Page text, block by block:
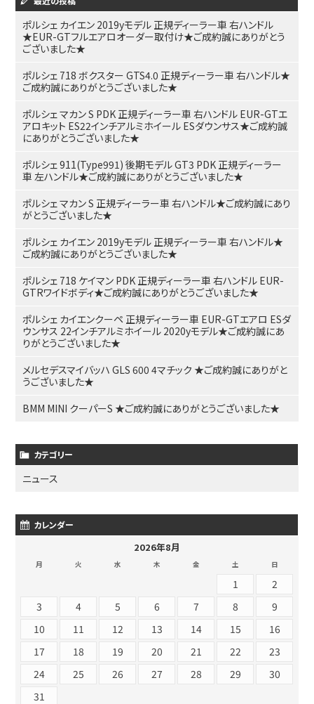
ポルシェ カイエン 2019yモデル 正規ディーラー車 右ハンドル
★EUR-GTフルエアロオーダー取付け★ご成約誠にありがとう
ございました★
ポルシェ 718 ボクスター GTS4.0 正規ディーラー車 右ハンドル★
ご成約誠にありがとうございました★
ポルシェ マカン S PDK 正規ディーラー車 右ハンドル EUR-GTエ
アロキット ES22インチアルミホイール ESダウンサス★ご成約誠
にありがとうございました★
ポルシェ 911(Type991) 後期モデル GT3 PDK 正規ディーラー
車 左ハンドル★ご成約誠にありがとうございました★
ポルシェ マカン S 正規ディーラー車 右ハンドル★ご成約誠にあり
がとうございました★
ポルシェ カイエン 2019yモデル 正規ディーラー車 右ハンドル★
ご成約誠にありがとうございました★
ポルシェ 718 ケイマン PDK 正規ディーラー車 右ハンドル EUR-
GTRワイドボディ★ご成約誠にありがとうございました★
ポルシェ カイエンクーペ 正規ディーラー車 EUR-GTエアロ ESダ
ウンサス 22インチアルミホイール 2020yモデル★ご成約誠にあ
りがとうございました★
メルセデスマイバッハ GLS 600 4マチック ★ご成約誠にありがと
うございました★
BMM MINI クーパーS ★ご成約誠にありがとうございました★
カテゴリー
ニュース
カレンダー
2026年8月
月 火 水 木 金 土 日
1
2
3
4 5 6 7 8
9
10
11 12 13 14 15
16
17
18 19 20 21 22
23
24
25 26 27 28 29
30
31